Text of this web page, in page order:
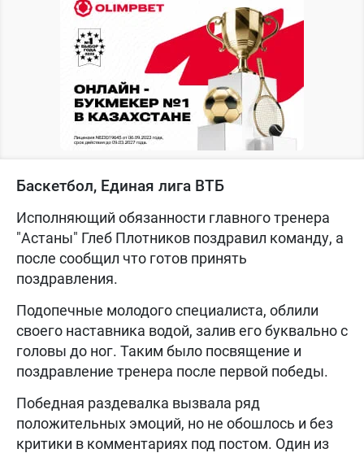
Баскетбол, Единая лига ВТБ
Исполняющий обязанности главного тренера
"Астаны" Глеб Плотников поздравил команду, а
после сообщил что готов принять
поздравления.
Подопечные молодого специалиста, облили
своего наставника водой, залив его буквально с
головы до ног. Таким было посвящение и
поздравление тренера после первой победы.
Победная раздевалка вызвала ряд
положительных эмоций, но не обошлось и без
критики в комментариях под постом. Один из